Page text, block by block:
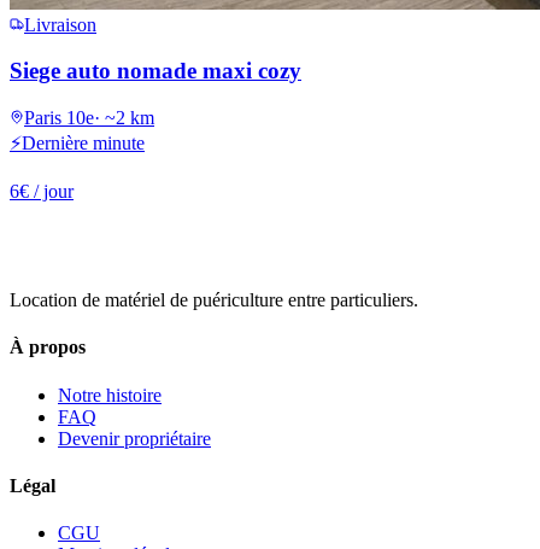
Livraison
Siege auto nomade maxi cozy
Paris 10e· ~2 km
⚡Dernière minute
6€ / jour
Location de matériel de puériculture entre particuliers.
À propos
Notre histoire
FAQ
Devenir propriétaire
Légal
CGU